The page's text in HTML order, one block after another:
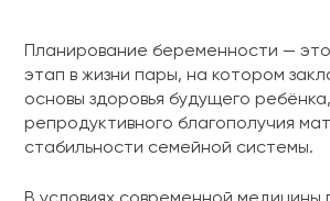
Планирование беременности —
этап в жизни пары, на котором
основы здоровья будущего ребёнка,
репродуктивного благополучия
стабильности семейной системы.